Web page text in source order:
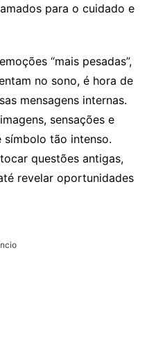
para o cuidado e
“mais pesadas”,
no sono, é hora de
mensagens internas.
sensações e
tão intenso.
questões antigas,
revelar oportunidades